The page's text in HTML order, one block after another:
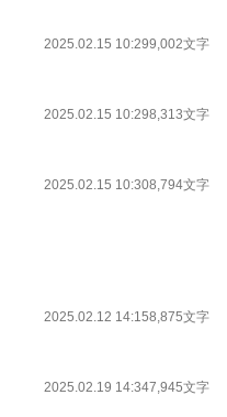
2025.02.15 10:299,002文字
2025.02.15 10:298,313文字
2025.02.15 10:308,794文字
2025.02.12 14:158,875文字
2025.02.19 14:347,945文字